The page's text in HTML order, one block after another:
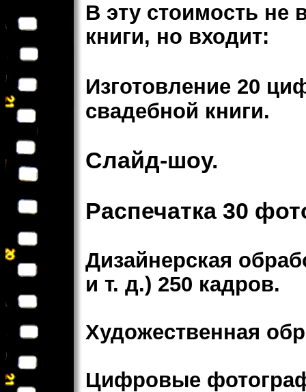
В эту стоимость не
книги, но входит:
Изготовление 20
свадебной книги.
Слайд-шоу.
Распечатка 30
Дизайнерская
и т. д.) 250 кадров.
Художественная
Цифровые